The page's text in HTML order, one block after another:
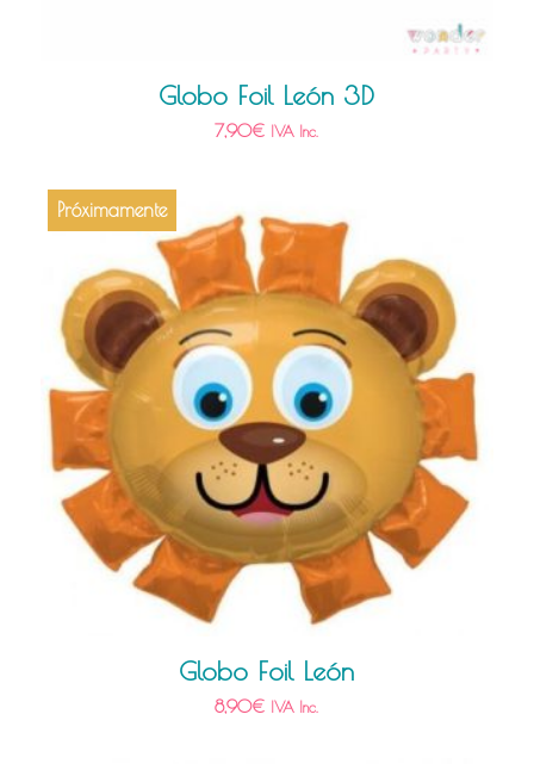
Globo Foil León 3D
7,90€ IVA Inc.
Próximamente
Globo Foil León
8,90€ IVA Inc.